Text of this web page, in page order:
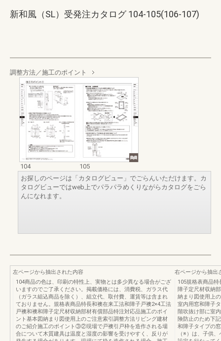
新和風（SL）受発注カタログ 104-105(106-107)
調整方法／施工のポイント
104
105
お探しのページは「カタログビュー」でごらんいただけます。カ
タログビューではweb上でパラパラめくりながらカタログをごら
んになれます。
左ページから抽出された内容
104商品の色は、印刷の特性上、実物とは多少異なる場合がござ
いますのでご了承ください。掲載価格には、消費税、ガラス代
（ガラス組込商品を除く）、組立代、取付費、運賃等は含まれ
ておりません。規格表商品特長和襖在来工法和障子戸襖2×4工法
戸襖和襖和障子定尺材収納部材有償部品特注対応品施工のポイ
ント基本図納まり図使用上のご注意索引調整方法リビング建材
のご紹介施工のポイント③②現場で戸襖引戸枠を造作される場
合について木質建具は温度と湿度の影響を受けやすく、反りが
右ページから抽出
105規格表商品
障子定尺材収納
納まり図使用上
室内用窓和障子
階吹抜け部に室
険防止のため下
和障子タイプの
（※）は、子供